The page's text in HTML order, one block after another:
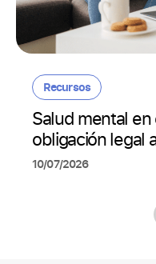
Recursos
Salud mental
obligación legal
10/07/2026